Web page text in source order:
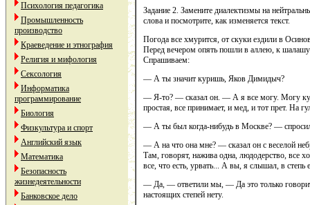
Психология педагогика
Промышленность
производство
Краеведение и этнография
Религия и мифология
Сексология
Информатика
программирование
Биология
Физкультура и спорт
Английский язык
Математика
Безопасность
жизнедеятельности
Банковское дело
Задание 2. Замените диалектизмы на
слова и посмотрите, как изменяется текст.
Погода все хмурится, от скуки ездили в
Перед вечером опять пошли в аллею, к
Спрашиваем:
— А ты значит куришь, Яков Димидыч?
— Я-то? — сказал он. — А я все могу. Могу
простая, все принимает, и мед, и тот прет. На
— А ты был когда-нибудь в Москве? —
— А на что она мне? — сказал он с веселой
Там, говорят, нажива одна, людодерство, все
все, что есть, урвать... А вы, я слышал, в степь
— Да, — ответили мы, — Да это только
настоящих степей нету.